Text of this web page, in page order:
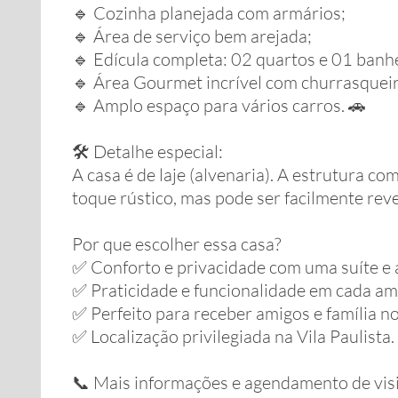
🔹 Cozinha planejada com armários;
🔹 Área de serviço bem arejada;
🔹 Edícula completa: 02 quartos e 01
🔹 Área Gourmet incrível com
🔹 Amplo espaço para vários carros. 🚗
🛠️ Detalhe especial:
A casa é de laje (alvenaria). A estrutura
toque rústico, mas pode ser facilmente
Por que escolher essa casa?
✅ Conforto e privacidade com uma suíte e
✅ Praticidade e funcionalidade em cada
✅ Perfeito para receber amigos e família
✅ Localização privilegiada na Vila Paulista.
📞 Mais informações e agendamento de